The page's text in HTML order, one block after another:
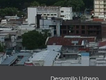
Desarrollo Urbano